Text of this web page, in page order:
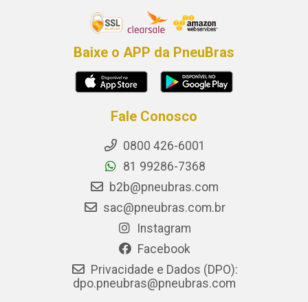
Baixe o APP da PneuBras
Fale Conosco
0800 426-6001
81 99286-7368
b2b@pneubras.com
sac@pneubras.com.br
Instagram
Facebook
Privacidade e Dados (DPO):
dpo.pneubras@pneubras.com